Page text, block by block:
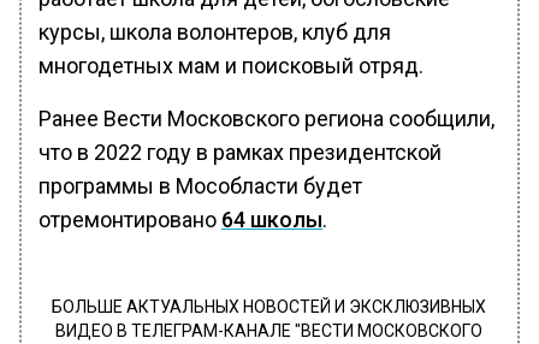
курсы, школа волонтеров, клуб для
многодетных мам и поисковый отряд.
Ранее Вести Московского региона сообщили,
что в 2022 году в рамках президентской
программы в Мособласти будет
отремонтировано 64 школы.
БОЛЬШЕ АКТУАЛЬНЫХ НОВОСТЕЙ И ЭКСКЛЮЗИВНЫХ
ВИДЕО В ТЕЛЕГРАМ-КАНАЛЕ "ВЕСТИ МОСКОВСКОГО